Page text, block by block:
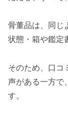
骨董品は、同じ
状態・箱や鑑定
そのため、口コ
声がある一方で
す。